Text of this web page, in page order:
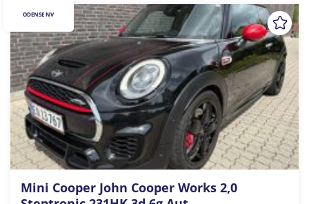
Mini Cooper John Cooper Works 2,0
ODENSE NV